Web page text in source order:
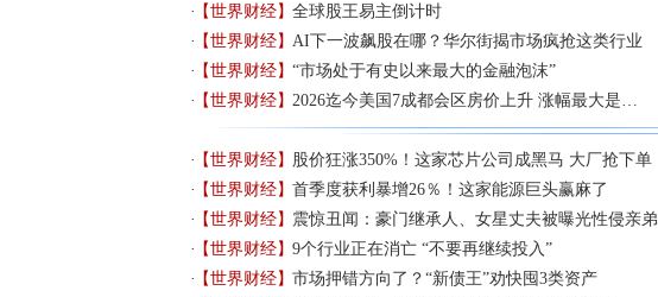
【世界财经】全球股王易主倒计时
【世界财经】AI下一波飙股在哪？华尔街揭市场疯抢这类行业
【世界财经】“市场处于有史以来最大的金融泡沫”
【世界财经】2026迄今美国7成都会区房价上升 涨幅最大是…
【世界财经】股价狂涨350%！这家芯片公司成黑马 大厂抢下单
【世界财经】首季度获利暴增26％！这家能源巨头赢麻了
【世界财经】震惊丑闻：豪门继承人、女星丈夫被曝光性侵亲弟
【世界财经】9个行业正在消亡 “不要再继续投入”
【世界财经】市场押错方向了？“新债王”劝快囤3类资产